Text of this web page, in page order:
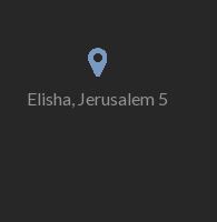
5 Elisha, Jerusalem